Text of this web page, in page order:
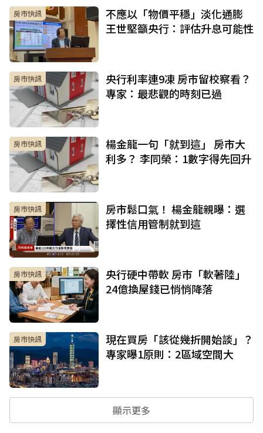
房市快訊
不應以「物價平穩」淡化通膨
王世堅籲央行：評估升息可能性
房市快訊
央行利率連9凍 房市留校察看？
專家：最悲觀的時刻已過
房市快訊
楊金龍一句「就到這」 房市大
利多？ 李同榮：1數字得先回升
房市快訊
房市鬆口氣！ 楊金龍親曝：選
擇性信用管制就到這
房市快訊
央行硬中帶軟 房市「軟著陸」
24億換屋錢已悄悄降落
房市快訊
現在買房「該從幾折開始談」？
專家曝1原則：2區域空間大
顯示更多